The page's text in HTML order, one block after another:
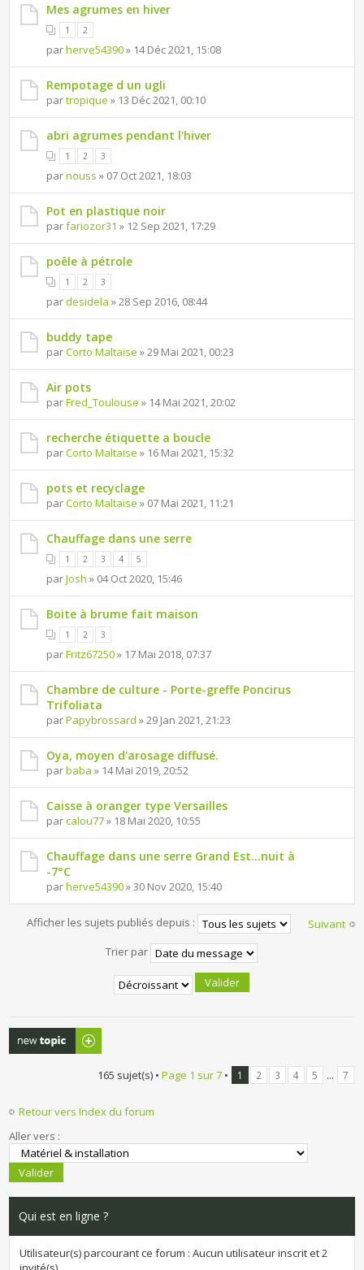
Mes agrumes en hiver
1 2
parherve54390» 14 Déc 2021, 15:08
Rempotage d un ugli
partropique » 13 Déc 2021, 00:10
abri agrumes pendant l'hiver
1 2 3
parnouss » 07 Oct 2021, 18:03
Pot en plastique noir
parfariozor31 » 12 Sep 2021, 17:29
poêle à pétrole
1 2 3
pardesidela » 28 Sep 2016, 08:44
buddy tape
parCorto Maltaise » 29 Mai 2021, 00:23
Air pots
parFred_Toulouse » 14 Mai 2021, 20:02
recherche étiquette a boucle
parCorto Maltaise » 16 Mai 2021, 15:32
pots et recyclage
parCorto Maltaise » 07 Mai 2021, 11:21
Chauffage dans une serre
1 2 3 4 5
parJosh » 04 Oct 2020, 15:46
Boite à brume fait maison
1 2 3
parFritz67250» 17 Mai 2018, 07:37
Chambre de culture - Porte-greffe Poncirus
Trifoliata
parPapybrossard » 29 Jan 2021, 21:23
Oya, moyen d'arosage diffusé.
parbaba » 14 Mai 2019, 20:52
Caisse à oranger type Versailles
parcalou77» 18 Mai 2020, 10:55
Chauffage dans une serre Grand Est...nuit à
-7°C
parherve54390» 30 Nov 2020, 15:40
Suivant
Afficher les sujets publiés depuis :
Trier par
Publier un
nouveau sujet
165 sujet(s) • Page 1 sur7• 1 2 3 4 5 ... 7
Retour vers Index du forum
Aller vers :
Qui est en ligne ?
Utilisateur(s) parcourant ce forum : Aucun utilisateur inscrit et 2